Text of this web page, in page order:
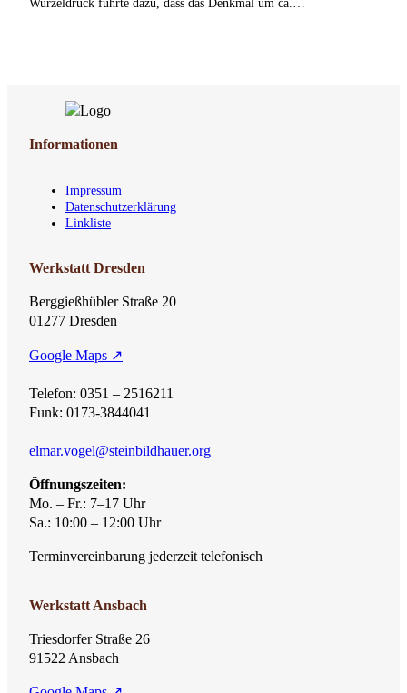
Wurzeldruck führte dazu, dass das Denkmal um ca.…
Informationen
Impressum
Datenschutzerklärung
Linkliste
Werkstatt Dresden
Berggießhübler Straße 20
01277 Dresden
Google Maps ↗
Telefon: 0351 – 2516211
Funk: 0173-3844041
elmar.vogel@steinbildhauer.org
Öffnungszeiten:
Mo. – Fr.: 7–17 Uhr
Sa.: 10:00 – 12:00 Uhr
Terminvereinbarung jederzeit telefonisch
Werkstatt Ansbach
Triesdorfer Straße 26
91522 Ansbach